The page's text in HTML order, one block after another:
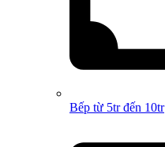
Bếp từ 5tr đến 10tr